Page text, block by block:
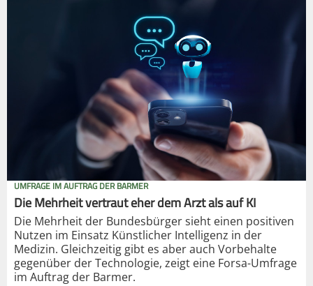
UMFRAGE IM AUFTRAG DER BARMER
Die Mehrheit vertraut eher dem Arzt als auf KI
Die Mehrheit der Bundesbürger sieht einen positiven
Nutzen im Einsatz Künstlicher Intelligenz in der
Medizin. Gleichzeitig gibt es aber auch Vorbehalte
gegenüber der Technologie, zeigt eine Forsa-Umfrage
im Auftrag der Barmer.